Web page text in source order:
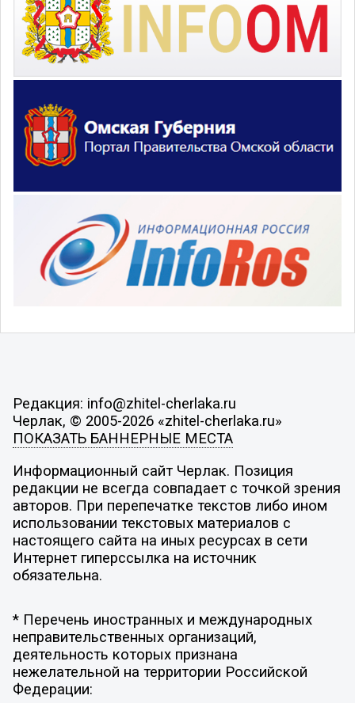
Редакция: info@zhitel-cherlaka.ru
Черлак, © 2005-2026 «zhitel-cherlaka.ru»
ПОКАЗАТЬ БАННЕРНЫЕ МЕСТА
Информационный сайт Черлак. Позиция
редакции не всегда совпадает с точкой зрения
авторов. При перепечатке текстов либо ином
использовании текстовых материалов с
настоящего сайта на иных ресурсах в сети
Интернет гиперссылка на источник
обязательна.
* Перечень иностранных и международных
неправительственных организаций,
деятельность которых признана
нежелательной на территории Российской
Федерации: